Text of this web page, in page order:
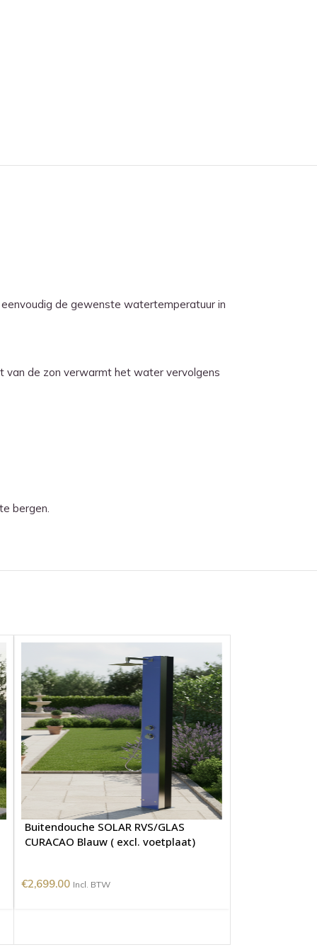
de gewenste watertemperatuur in
van de zon verwarmt het water vervolgens
bergen.
Buitendouche SOLAR RVS/GLAS
CURACAO Blauw ( excl. voetplaat)
€2,699.00 Incl. BTW